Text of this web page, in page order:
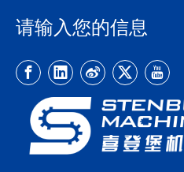
请输入您的信息